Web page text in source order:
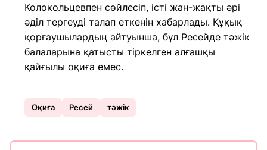
Колокольцевпен сөйлесіп, істі жан-жақты әрі
әділ тергеуді талап еткенін хабарлады. Құқық
қорғаушылардың айтуынша, бұл Ресейде тәжік
балаларына қатысты тіркелген алғашқы
қайғылы оқиға емес.
Оқиға Ресей тәжік